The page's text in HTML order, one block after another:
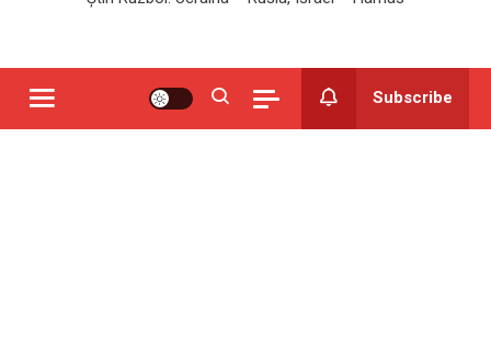
Subscribe